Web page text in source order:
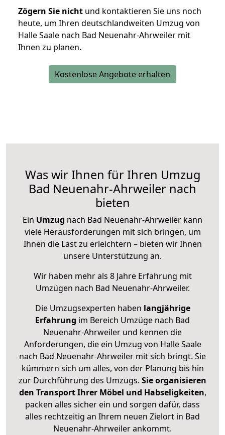
Zögern Sie nicht und kontaktieren Sie uns noch
heute, um Ihren deutschlandweiten Umzug von
Halle Saale nach Bad Neuenahr-Ahrweiler mit
Ihnen zu planen.
Kostenlose Angebote erhalten
Was wir Ihnen für Ihren Umzug
Bad Neuenahr-Ahrweiler nach
bieten
Ein Umzug nach Bad Neuenahr-Ahrweiler kann
viele Herausforderungen mit sich bringen, um
Ihnen die Last zu erleichtern – bieten wir Ihnen
unsere Unterstützung an.
Wir haben mehr als 8 Jahre Erfahrung mit
Umzügen nach Bad Neuenahr-Ahrweiler.
Die Umzugsexperten haben langjährige
Erfahrung im Bereich Umzüge nach Bad
Neuenahr-Ahrweiler und kennen die
Anforderungen, die ein Umzug von Halle Saale
nach Bad Neuenahr-Ahrweiler mit sich bringt. Sie
kümmern sich um alles, von der Planung bis hin
zur Durchführung des Umzugs. Sie organisieren
den Transport Ihrer Möbel und Habseligkeiten,
packen alles sicher ein und sorgen dafür, dass
alles rechtzeitig an Ihrem neuen Zielort in Bad
Neuenahr-Ahrweiler ankommt.